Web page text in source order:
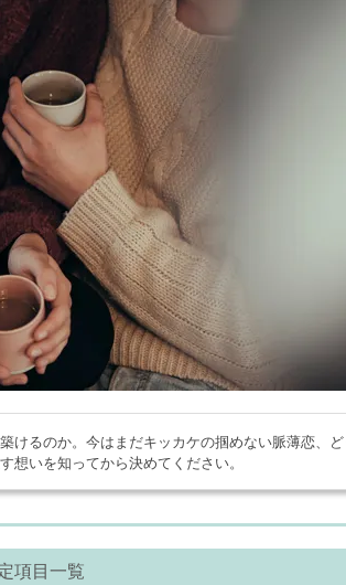
けるのか。今はまだキッカケの掴めない脈薄恋、
いを知ってから決めてください。
項目一覧